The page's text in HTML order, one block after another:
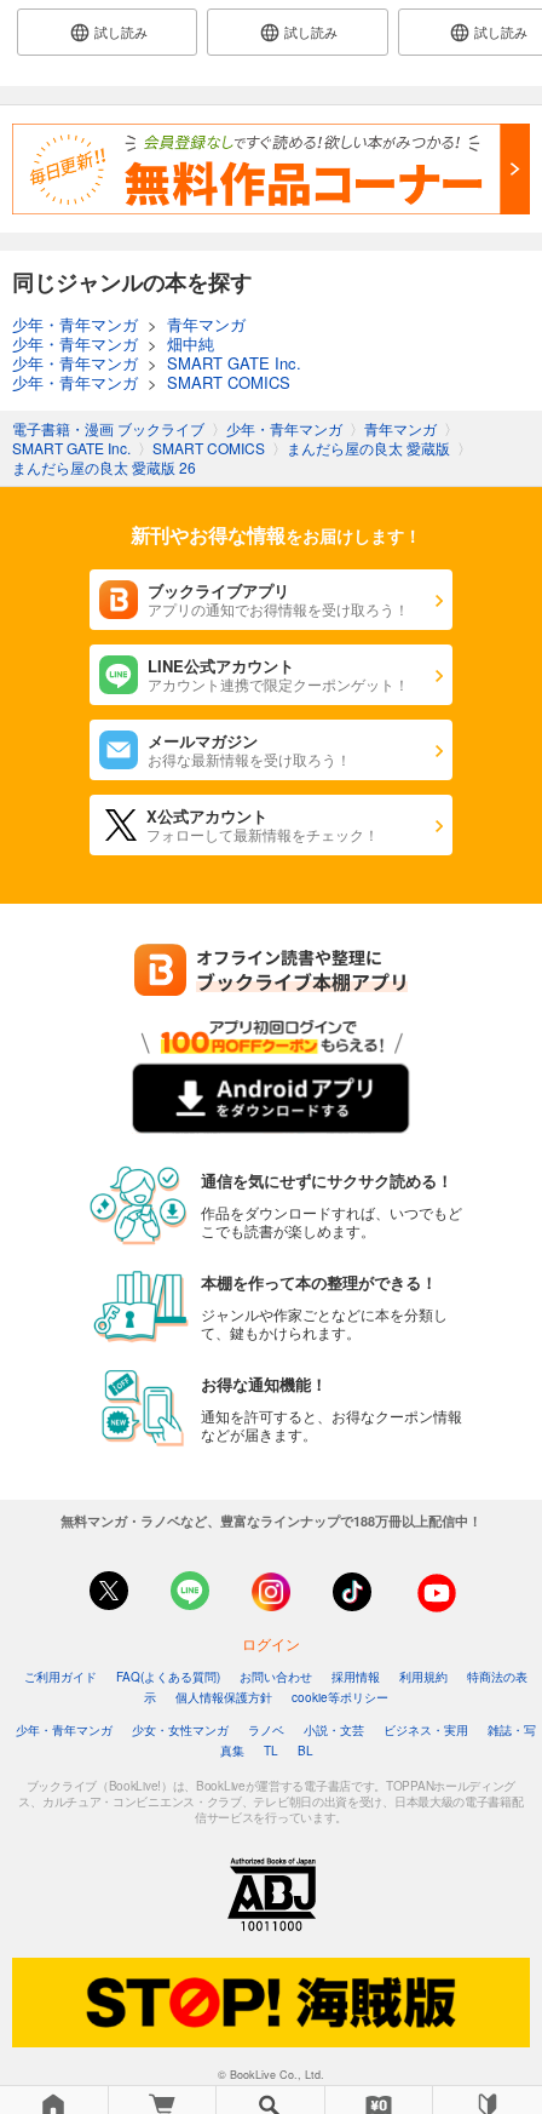
完結
試し読み
540円 (税込)
完結
まんだら屋の良太 愛蔵版 53
540円 (税込)
完結
試し読み 試し読み 試し読み
同じジャンルの本を探す
少年・青年マンガ> 青年マンガ
少年・青年マンガ> 畑中純
少年・青年マンガ> SMART GATE Inc.
少年・青年マンガ> SMART COMICS
電子書籍・漫画 ブックライブ 〉 少年・青年マンガ 〉 青年マンガ 〉
SMART GATE Inc. 〉 SMART COMICS 〉 まんだら屋の良太 愛蔵版 〉
まんだら屋の良太 愛蔵版 26
新刊やお得な情報をお届けします！
ブックライブアプリ
アプリの通知でお得情報を受け取ろう！
LINE公式アカウント
アカウント連携で限定クーポンゲット！
メールマガジン
お得な最新情報を受け取ろう！
X公式アカウント
フォローして最新情報をチェック！
通信を気にせずにサクサク読める！
作品をダウンロードすれば、いつでもど
こでも読書が楽しめます。
本棚を作って本の整理ができる！
ジャンルや作家ごとなどに本を分類し
て、鍵もかけられます。
お得な通知機能！
通知を許可すると、お得なクーポン情報
などが届きます。
無料マンガ・ラノベなど、豊富なラインナップで188万冊以上配信中！
ログイン
ご利用ガイド FAQ(よくある質問) お問い合わせ 採用情報 利用規約
特商法の表
示
個人情報保護方針
cookie等ポリシー
少年・青年マンガ
少女・女性マンガ ラノベ 小説・文芸 ビジネス・実用
雑誌・写
真集
TL BL
ブックライブ（BookLive!）は、BookLiveが運営する電子書店です。TOPPANホールディング
ス、カルチュア・コンビニエンス・クラブ、テレビ朝日の出資を受け、日本最大級の電子書籍配
信サービスを行っています。
© BookLive Co., Ltd.